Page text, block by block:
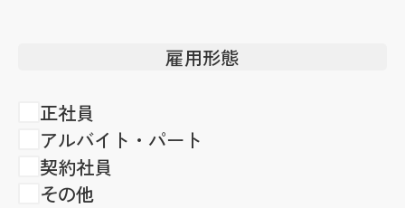
雇用形態
正社員
アルバイト・パート
契約社員
その他